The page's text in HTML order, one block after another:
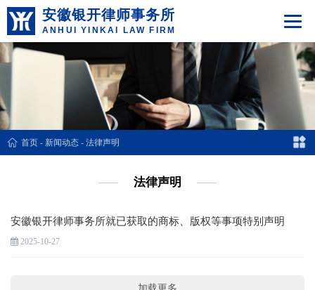
安徽银开律师事务所
ANHUI YINKAI LAW FIRM
首页 - 新闻动态 - 法律声明
法律声明
安徽银开律师事务所就已获取的商标、版权等事项特别声明
2025-10-27